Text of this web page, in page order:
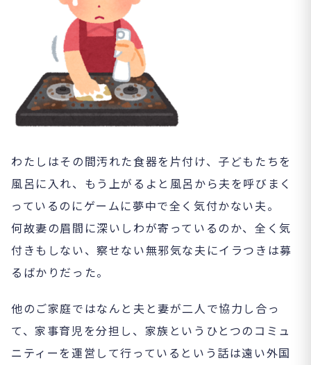
わたしはその間汚れた食器を片付け、子どもたちを
風呂に入れ、もう上がるよと風呂から夫を呼びまく
っているのにゲームに夢中で全く気付かない夫。
何故妻の眉間に深いしわが寄っているのか、全く気
付きもしない、察せない無邪気な夫にイラつきは募
るばかりだった。
他のご家庭ではなんと夫と妻が二人で協力し合っ
て、家事育児を分担し、家族というひとつのコミュ
ニティーを運営して行っているという話は遠い外国